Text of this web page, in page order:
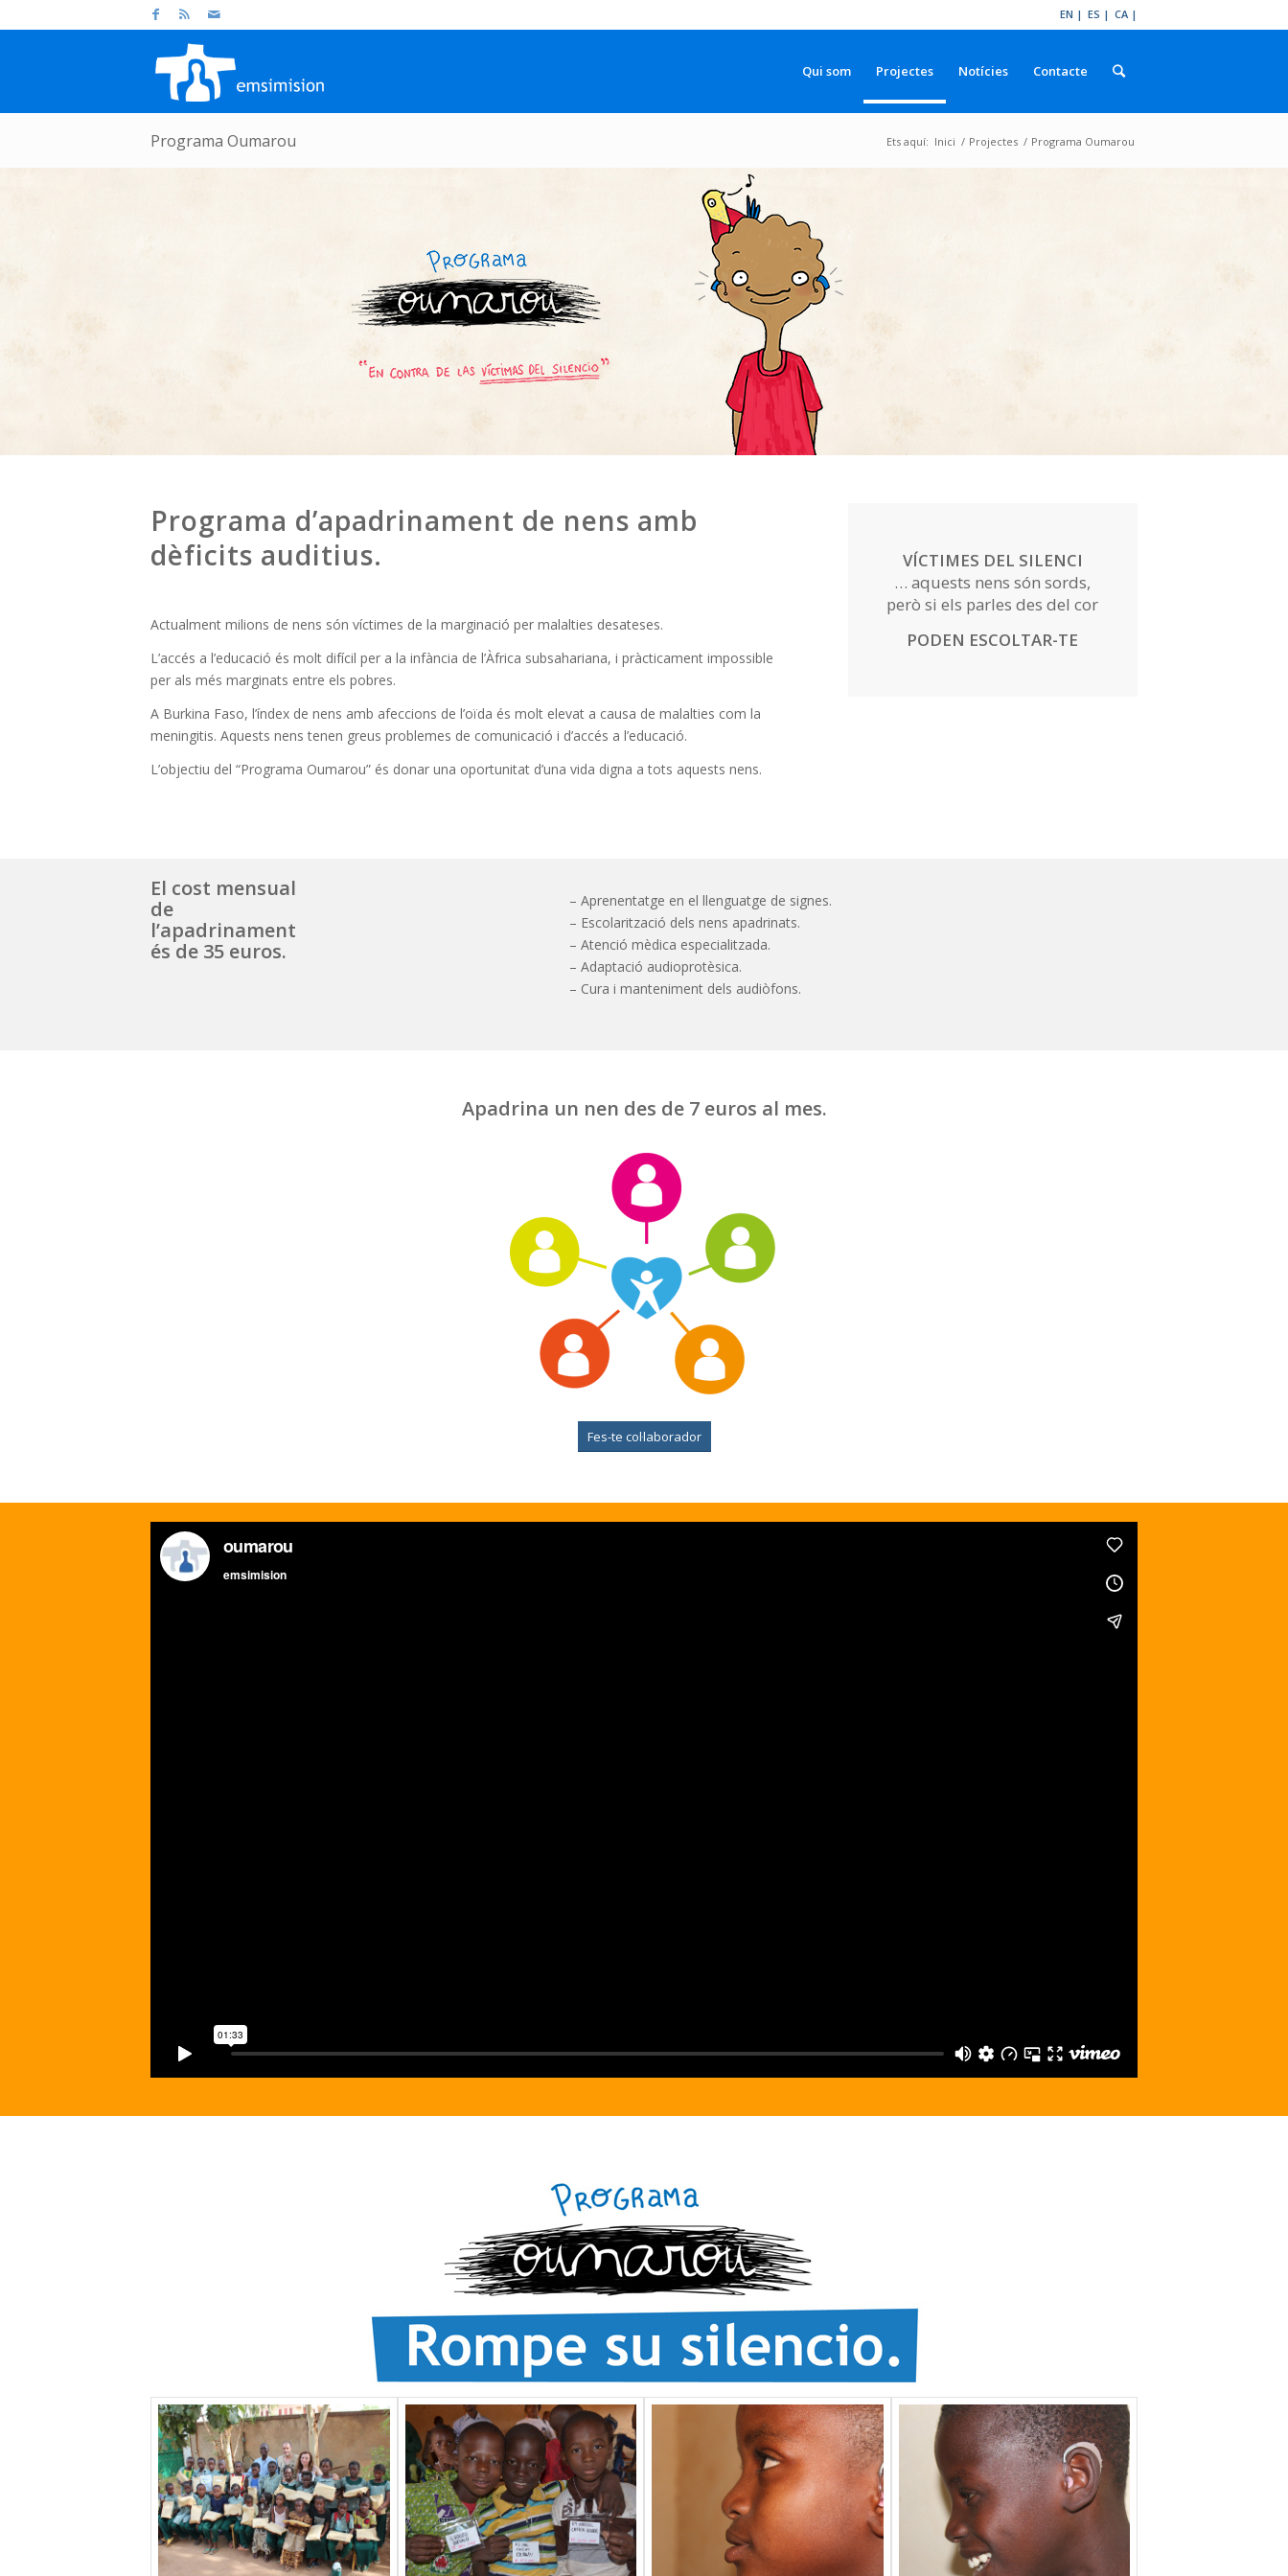
EN ES CA
Qui som Projectes Notícies Contacte
Programa Oumarou Ets aquí: Inici / Projectes / Programa Oumarou
Programa d’apadrinament de nens amb
dèficits auditius.
Actualment milions de nens són víctimes de la marginació per malalties desateses.
L’accés a l’educació és molt difícil per a la infància de l’Àfrica subsahariana, i pràcticament impossible
per als més marginats entre els pobres.
A Burkina Faso, l’índex de nens amb afeccions de l’oïda és molt elevat a causa de malalties com la
meningitis. Aquests nens tenen greus problemes de comunicació i d’accés a l’educació.
L’objectiu del “Programa Oumarou” és donar una oportunitat d’una vida digna a tots aquests nens.
VÍCTIMES DEL SILENCI
… aquests nens són sords,
però si els parles des del cor
PODEN ESCOLTAR-TE
El cost mensual
de
l’apadrinament
és de 35 euros.
– Aprenentatge en el llenguatge de signes.
– Escolarització dels nens apadrinats.
– Atenció mèdica especialitzada.
– Adaptació audioprotèsica.
– Cura i manteniment dels audiòfons.
Apadrina un nen des de 7 euros al mes.
Fes-te col·laborador